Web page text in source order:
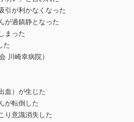
が利かなくなった
が過鎮静となった
まった
た
川崎幸病院）
血）が生じた
が転倒した
り意識消失した